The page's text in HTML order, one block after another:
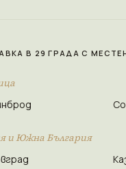
В 29 ГРАДА С
и Южна България